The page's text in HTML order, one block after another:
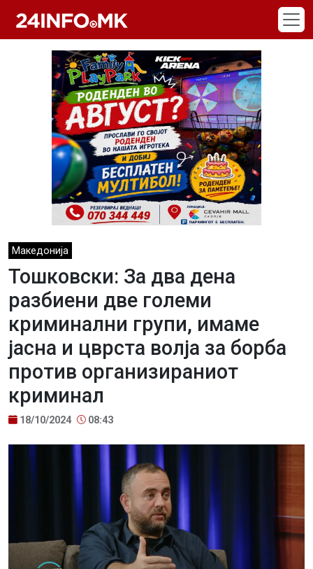
Македонија
Тошковски: За два дена
разбиени две големи
криминални групи, имаме
јасна и цврста волја за борба
против организираниот
криминал
18/10/2024 08:43